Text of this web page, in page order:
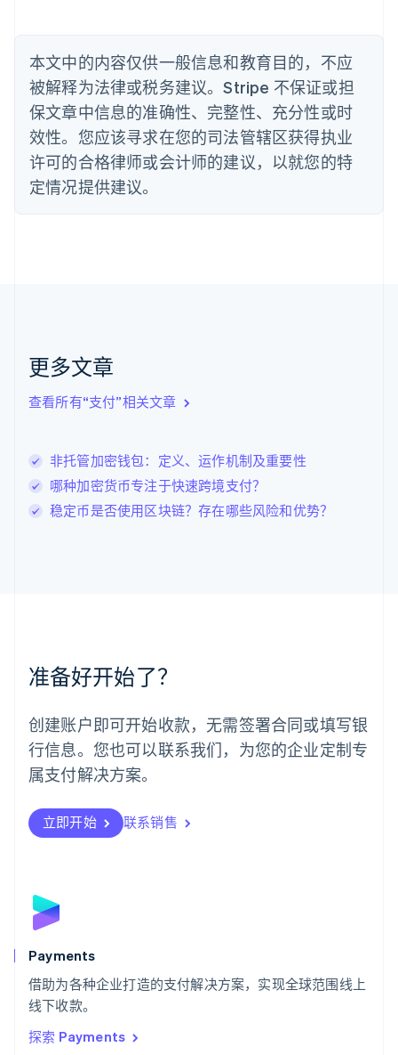
本文中的内容仅供一般信息和教育目的，不应
被解释为法律或税务建议。Stripe 不保证或担
保文章中信息的准确性、完整性、充分性或时
效性。您应该寻求在您的司法管辖区获得执业
许可的合格律师或会计师的建议，以就您的特
定情况提供建议。
更多文章
查看所有“支付”相关文章
非托管加密钱包：定义、运作机制及重要性
哪种加密货币专注于快速跨境支付？
稳定币是否使用区块链？存在哪些风险和优势？
准备好开始了？
创建账户即可开始收款，无需签署合同或填写银
行信息。您也可以联系我们，为您的企业定制专
属支付解决方案。
立即开始 联系销售
Payments
借助为各种企业打造的支付解决方案，实现全球范围线上
线下收款。
探索 Payments
丹麦
English
德国
DeutschEnglish
法国
FrançaisEnglish
芬兰
EnglishSvenska
English
English
卢森堡
罗马尼亚
English
挪威
葡萄牙
Português English
日本
日本語English
瑞典
瑞士
DeutschFrançais
English
斯洛文尼亚
泰国
ไทยEnglish
希腊
English
西班牙